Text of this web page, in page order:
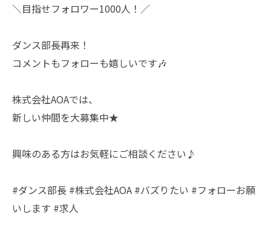
＼目指せフォロワー1000人！／⁡
ダンス部長再来！
コメントもフォローも嬉しいです🎶
株式会社AOAでは、
新しい仲間を大募集中★
興味のある方はお気軽にご相談ください♪
#ダンス部長 #株式会社AOA #バズりたい #フォローお願
いします #求人